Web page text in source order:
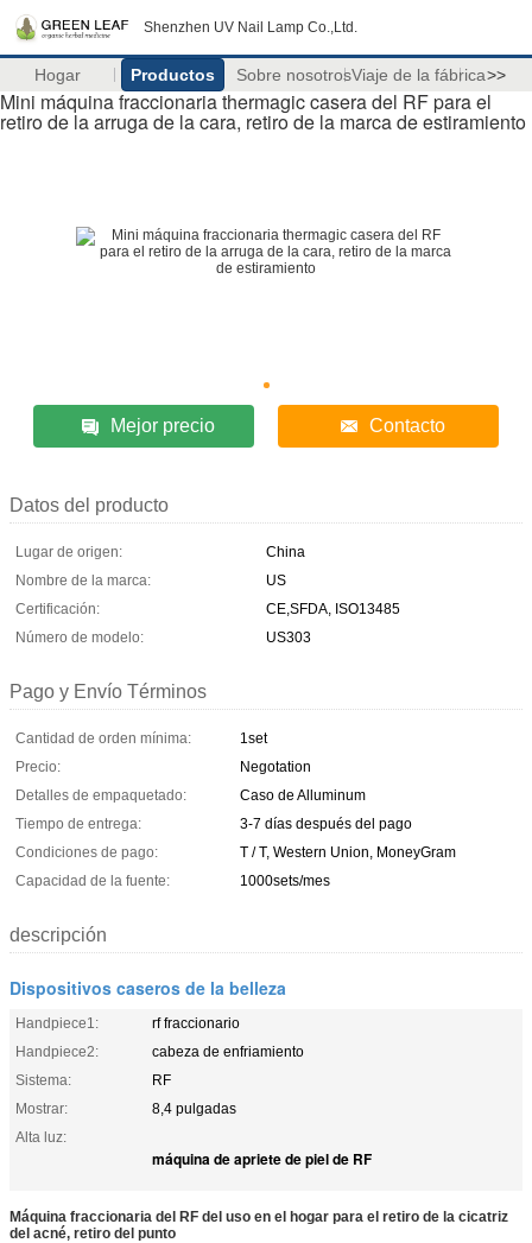
Shenzhen UV Nail Lamp Co.,Ltd.
Hogar Productos Sobre nosotrosViaje de la fábrica>>
Mini máquina fraccionaria thermagic casera del RF para el
retiro de la arruga de la cara, retiro de la marca de estiramiento
Mejor precio Contacto
Datos del producto
Lugar de origen:
China
Nombre de la marca:
US
Certificación:
CE,SFDA, ISO13485
Número de modelo:
US303
Pago y Envío Términos
Cantidad de orden mínima:
1set
Precio:
Negotation
Detalles de empaquetado:
Caso de Alluminum
Tiempo de entrega:
3-7 días después del pago
Condiciones de pago:
T / T, Western Union, MoneyGram
Capacidad de la fuente:
1000sets/mes
descripción
Dispositivos caseros de la belleza
Handpiece1:
rf fraccionario
Handpiece2:
cabeza de enfriamiento
Sistema:
RF
Mostrar:
8,4 pulgadas
Alta luz:
máquina de apriete de piel de RF
Máquina fraccionaria del RF del uso en el hogar para el retiro de la cicatriz
del acné, retiro del punto